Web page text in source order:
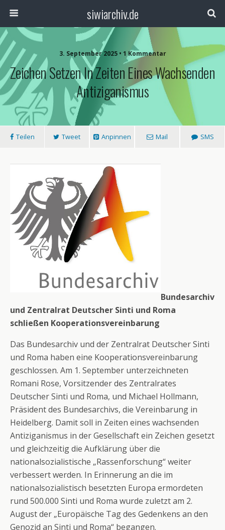
siwiarchiv.de
3. September 2025 • 1 Kommentar
Zeichen Setzen In Zeiten Eines Wachsenden
Antiziganismus
Teilen Tweet Anpinnen Mail SMS
Bundesarchiv
und Zentralrat Deutscher Sinti und Roma
schließen Kooperationsvereinbarung
Das Bundesarchiv und der Zentralrat Deutscher Sinti
und Roma haben eine Kooperationsvereinbarung
geschlossen. Am 1. September unterzeichneten
Romani Rose, Vorsitzender des Zentralrates
Deutscher Sinti und Roma, und Michael Hollmann,
Präsident des Bundesarchivs, die Vereinbarung in
Heidelberg. Damit soll in Zeiten eines wachsenden
Antiziganismus in der Gesellschaft ein Zeichen gesetzt
und gleichzeitig die Aufklärung über die
nationalsozialistische „Rassenforschung“ weiter
verbessert werden. In Erinnerung an die im
nationalsozialistisch besetzten Europa ermordeten
rund 500.000 Sinti und Roma wurde zuletzt am 2.
August der „Europäische Tag des Gedenkens an den
Genozid an Sinti und Roma“ begangen.